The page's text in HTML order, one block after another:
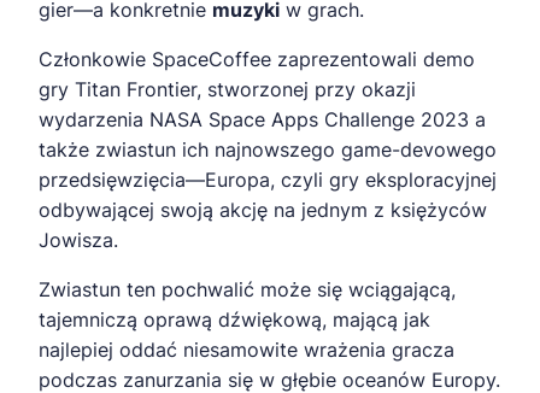
gier—a konkretnie muzyki w grach.
Członkowie SpaceCoffee zaprezentowali demo
gry Titan Frontier, stworzonej przy okazji
wydarzenia NASA Space Apps Challenge 2023 a
także zwiastun ich najnowszego game-devowego
przedsięwzięcia—Europa, czyli gry eksploracyjnej
odbywającej swoją akcję na jednym z księżyców
Jowisza.
Zwiastun ten pochwalić może się wciągającą,
tajemniczą oprawą dźwiękową, mającą jak
najlepiej oddać niesamowite wrażenia gracza
podczas zanurzania się w głębie oceanów Europy.